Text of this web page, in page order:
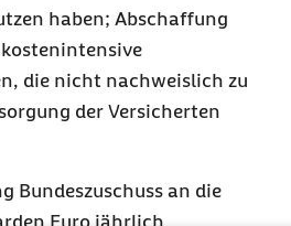
haben; Abschaffung
die nicht nachweislich zu
der Versicherten
Bundeszuschuss an die
Euro jährlich